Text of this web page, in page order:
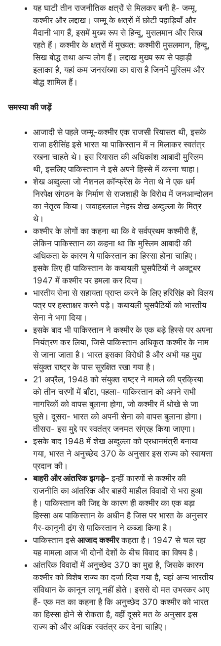
यह घाटी तीन राजनीतिक क्षत्रों से मिलकर बनी है- जम्मू,
कश्मीर और लद्दाख। जम्मू के क्षत्रों में छोटी पहाड़ियाँ और
मैदानी भाग हैं, इसमें मुख्य रूप से हिन्दू, मुसलमान और सिख
रहते हैं। कश्मीर के क्षत्रों में मुख्यत: कश्मीरी मुसलमान, हिन्दू,
सिख बोद्ध तथा अन्य लोग हैं। लद्दाख मुख्य रूप से पहाड़ी
इलाका है, यहां कम जनसंख्या का वास है जिनमें मुस्लिम और
बोद्ध शामिल हैं।
समस्या की जड़ें
आजादी से पहले जम्मू-कश्मीर एक राजसी रियासत थी, इसके
राजा हरीसिंह इसे भारत या पाकिस्तान में न मिलाकर स्वतंत्र
रखना चाहते थे। इस रियासत की अधिकांश आबादी मुस्लिम
थी, इसलिए पाकिस्तान ने इसे अपने हिस्से में करना चाहा।
शेख अब्दुल्ला जो नैशनल कॉन्फ्रेंस के नेता थे ने एक धर्म
निरपेक्ष संगठन के निर्माण से राजशाही के विरोध में जनआन्दोलन
का नेतृत्व किया। जवाहरलाल नेहरू शेख अब्दुल्ला के मित्र
थे।
कश्मीर के लोगों का कहना था कि वे सर्वप्रथम कश्मीरी हैं,
लेकिन पाकिस्तान का कहना था कि मुस्लिम आबादी की
अधिकता के कारण ये पाकिस्तान का हिस्सा होना चाहिए।
इसके लिए ही पाकिस्तान के कबायली घुसपैठियों ने अक्टूबर
1947 में कश्मीर पर हमला कर दिया।
भारतीय सेना से सहायता प्राप्त करने के लिए हरिसिंह को विलय
पत्र पर हस्ताक्षर करने पड़े। कबायली घुसपैठियों को भारतीय
सेना ने भगा दिया।
इसके बाद भी पाकिस्तान ने कश्मीर के एक बड़े हिस्से पर अपना
नियंत्रण कर लिया, जिसे पाकिस्तान अधिकृत कश्मीर के नाम
से जाना जाता है। भारत इसका विरोधी है और अभी यह मुद्दा
संयुक्त राष्ट्र के पास सुरक्षित रखा गया है।
21 अप्रैल, 1948 को संयुक्त राष्ट्र ने मामले की प्रक्रिया
को तीन चरणों में बाँटा, पहला- पाकिस्तान को अपने सभी
नागरिकों को वापस बुलाना होगा, जो कश्मीर में धोखे से जा
घुसे। दूसरा- भारत को अपनी सेना को वापस बुलाना होगा।
तीसरा- इस मुद्दे पर स्वतंत्र जनमत संग्रह किया जाएगा।
इसके बाद 1948 में शेख अब्दुल्ला को प्रधानमंत्री बनाया
गया, भारत ने अनुच्छेद 370 के अनुसार इस राज्य को स्वायत्ता
प्रदान की।
बाहरी और आंतरिक झगड़े– इन्हीं कारणों से कश्मीर की
राजनीति का आंतरिक और बाहरी माहौल विवादों से भरा हुआ
है। पाकिस्तान की जिद्द के कारण ही कश्मीर का एक बड़ा
हिस्सा अब पाकिस्तान के अधीन है जिस पर भारत के अनुसार
गैर-कानूनी ढंग से पाकिस्तान ने कब्जा किया है।
पाकिस्तान इसे आजाद कश्मीरकहता है। 1947 से चल रहा
यह मामला आज भी दोनों देशों के बीच विवाद का विषय है।
आंतरिक विवादों में अनुच्छेद 370 का मुद्दा है, जिसके कारण
कश्मीर को विशेष राज्य का दर्जा दिया गया है, यहां अन्य भारतीय
संविधान के कानून लागू नहीं होते। इससे दो मत उभरकर आए
हैं- एक मत का कहना है कि अनुच्छेद 370 कश्मीर को भारत
का हिस्सा होने से रोकता है, वहीं दूसरे मत के अनुसार इस
राज्य को और अधिक स्वतंत्र कर देना चाहिए।